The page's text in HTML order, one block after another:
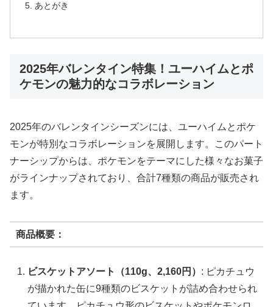
あとがき
2025年バレンタイン特集！ユーハイムとポ
ケモンの魅力的なコラボレーション
2025年のバレンタインシーズンには、ユーハイムとポケ
モンが特別なコラボレーションを展開します。このパート
ナーシップからは、ポケモンをテーマにした様々なお菓子
がラインナップされており、合計7種類の商品が販売され
ます。
商品概要：
ビスケットアソート（110g、2,160円） : ピカチュウ
が描かれた缶に9種類のビスケットが詰め合わせられ